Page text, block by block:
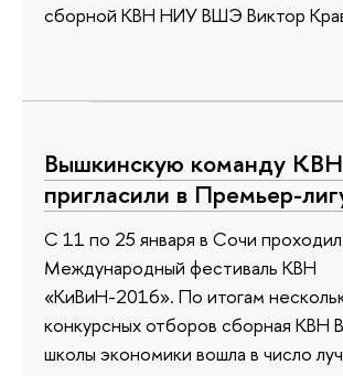
сборной КВН НИУ ВШЭ Виктор
Вышкинскую команду КВН
пригласили в Премьер-
С 11 по 25 января в Сочи
Международный фестиваль КВН
«КиВиН-2016». По итогам
конкурсных отборов сборная КВН
школы экономики вошла в число